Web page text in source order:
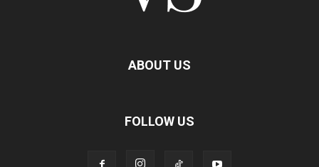
ABOUT US
FOLLOW US